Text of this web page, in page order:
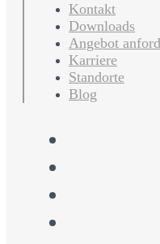
Kontakt
Downloads
Angebot
Karriere
Standorte
Blog